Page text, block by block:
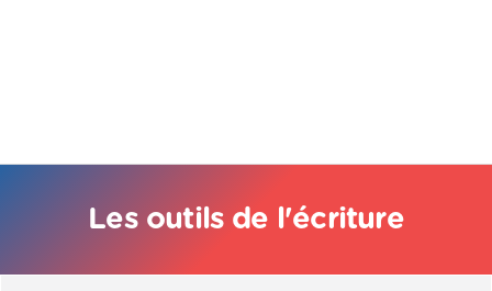
Les outils de l'écriture